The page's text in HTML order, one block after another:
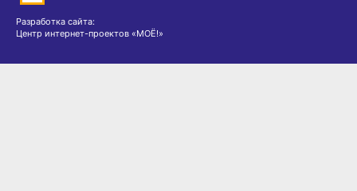
Разработка сайта:
Центр интернет-проектов «МОЁ!»